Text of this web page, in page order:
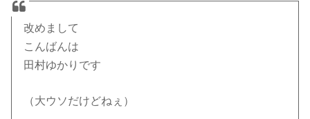
改めまして
こんばんは
田村ゆかりです
（大ウソだけどねぇ）